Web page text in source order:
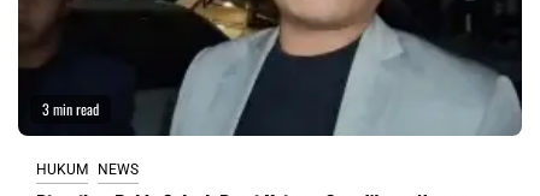
3 min read
HUKUM NEWS